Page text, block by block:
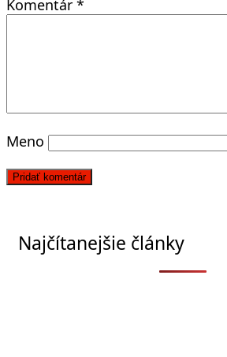
Komentár *
Meno
Najčítanejšie články